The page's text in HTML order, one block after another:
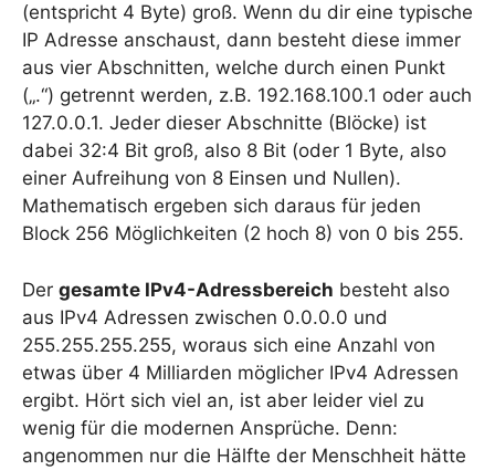
(entspricht 4 Byte) groß. Wenn du dir eine typische
IP Adresse anschaust, dann besteht diese immer
aus vier Abschnitten, welche durch einen Punkt
(„.“) getrennt werden, z.B. 192.168.100.1 oder auch
127.0.0.1. Jeder dieser Abschnitte (Blöcke) ist
dabei 32:4 Bit groß, also 8 Bit (oder 1 Byte, also
einer Aufreihung von 8 Einsen und Nullen).
Mathematisch ergeben sich daraus für jeden
Block 256 Möglichkeiten (2 hoch 8) von 0 bis 255.
Der gesamte IPv4-Adressbereich besteht also
aus IPv4 Adressen zwischen 0.0.0.0 und
255.255.255.255, woraus sich eine Anzahl von
etwas über 4 Milliarden möglicher IPv4 Adressen
ergibt. Hört sich viel an, ist aber leider viel zu
wenig für die modernen Ansprüche. Denn:
angenommen nur die Hälfte der Menschheit hätte